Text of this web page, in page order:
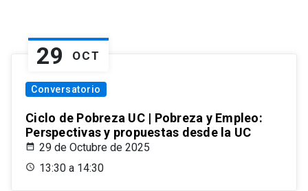
29 OCT
Conversatorio
Ciclo de Pobreza UC | Pobreza y Empleo:
Perspectivas y propuestas desde la UC
29 de Octubre de 2025
13:30 a 14:30